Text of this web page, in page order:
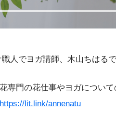
人でヨガ講師、木山ちはるで
専門の花仕事やヨガについ
https://lit.link/annenatu